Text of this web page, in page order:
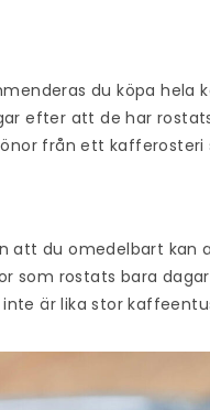
du köpa hela
efter att de har
från ett kafferosteri
att du omedelbart kan
som rostats bara
är lika stor